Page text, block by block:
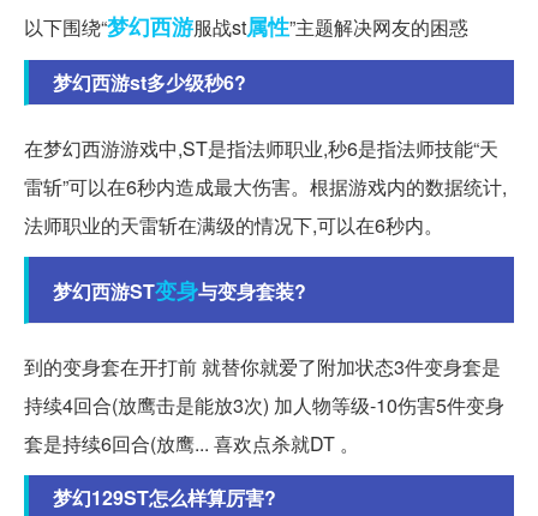
以下围绕“梦幻西游服战st属性”主题解决网友的困惑
梦幻西游st多少级秒6?
在梦幻西游游戏中,ST是指法师职业,秒6是指法师技能“天
雷斩”可以在6秒内造成最大伤害。根据游戏内的数据统计,
法师职业的天雷斩在满级的情况下,可以在6秒内。
梦幻西游ST变身与变身套装?
到的变身套在开打前 就替你就爱了附加状态3件变身套是
持续4回合(放鹰击是能放3次) 加人物等级-10伤害5件变身
套是持续6回合(放鹰... 喜欢点杀就DT 。
梦幻129ST怎么样算厉害?